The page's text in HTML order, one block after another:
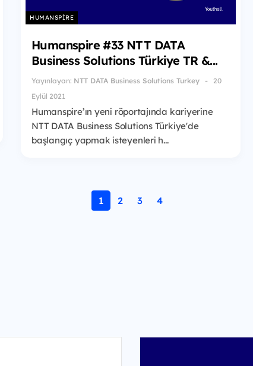
HUMANSPIRE
Humanspire #33 NTT DATA
Business Solutions Türkiye TR &...
Yayınlayan: NTT DATA Business Solutions Turkey
20
Eylül 2021
Humanspire’ın yeni röportajında kariyerine
NTT DATA Business Solutions Türkiye'de
başlangıç yapmak isteyenleri h...
1 2 3 4